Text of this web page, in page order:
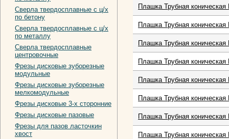
Сверла твердосплавные с ц/х
по бетону
Сверла твердосплавные с ц/х
по металлу
Сверла твердосплавные
центровочные
Фрезы дисковые зуборезные
модульные
Фрезы дисковые зуборезные
мелкомодульные
Фрезы дисковые 3-х сторонние
Фрезы дисковые пазовые
Фрезы для пазов ласточкин
хвост
Плашка Трубная
Плашка Трубная
Плашка Трубная
Плашка Трубная
Плашка Трубная
Плашка Трубная
Плашка Трубная
Плашка Трубная